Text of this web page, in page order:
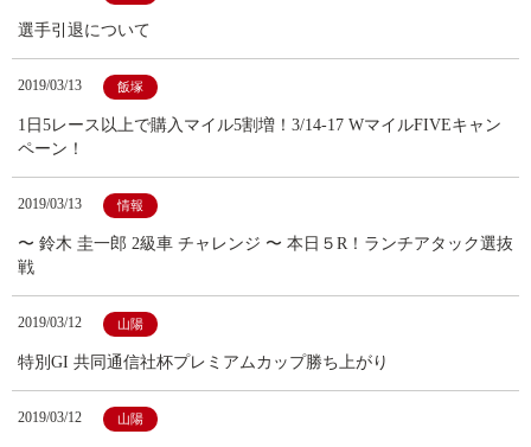
選手引退について
2019/03/13 飯塚
1日5レース以上で購入マイル5割増！3/14-17 WマイルFIVEキャン
ペーン！
2019/03/13 情報
〜 鈴木 圭一郎 2級車 チャレンジ 〜 本日５R！ランチアタック選抜
戦
2019/03/12 山陽
特別GI 共同通信社杯プレミアムカップ勝ち上がり
2019/03/12 山陽